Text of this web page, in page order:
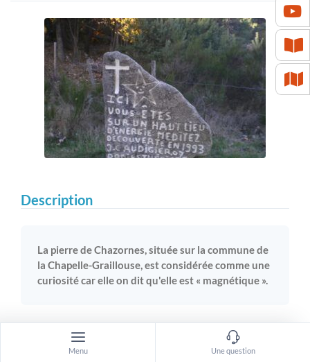
Description
La pierre de Chazornes, située sur la commune de
la Chapelle-Graillouse, est considérée comme une
curiosité car elle on dit qu'elle est « magnétique ».
Vous voici aux abords de ses sentiers pédestres que vous
pourrez découvrir avec étonnement sa curiosité qui attire
Menu Une question